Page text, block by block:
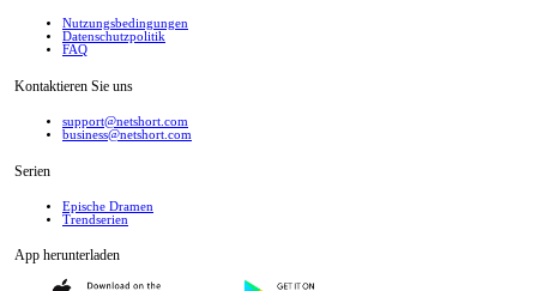
Nutzungsbedingungen
Datenschutzpolitik
FAQ
Kontaktieren Sie uns
support@netshort.com
business@netshort.com
Serien
Epische Dramen
Trendserien
App herunterladen